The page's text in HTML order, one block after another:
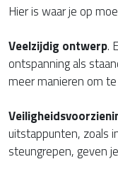
Hier is waar je op
Veelzijdig ontwerp.
ontspanning als
meer manieren om
uitstappunten, zoals
steungrepen, geven